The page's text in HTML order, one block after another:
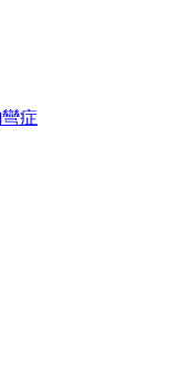
症